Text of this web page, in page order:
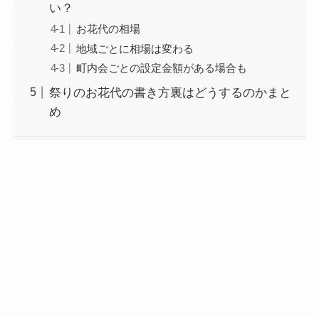
い？
お花代の相場
地域ごとに相場は変わる
町内会ごとの設定金額がある場合も
祭りのお花代の書き方裏はどうするのかまと
め